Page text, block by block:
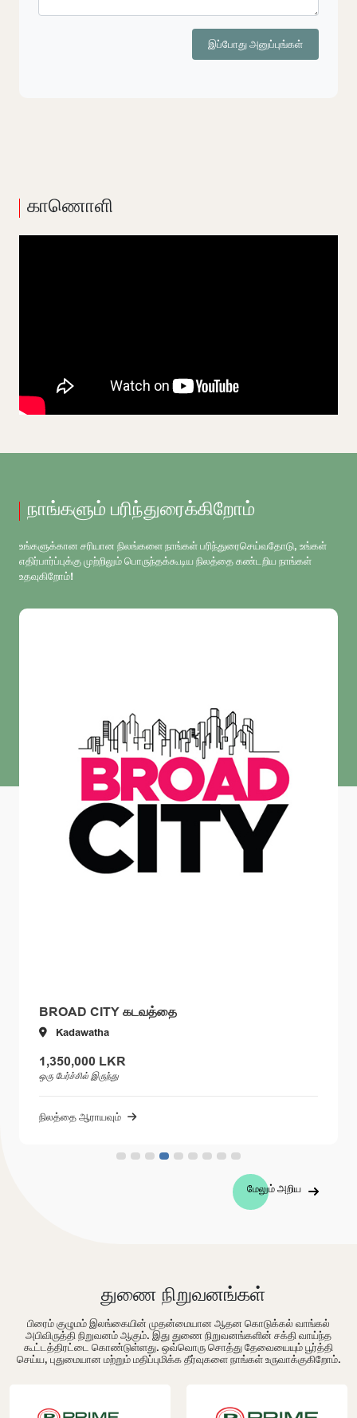
இப்போது அனுப்புங்கள்
காணொளி
நாங்களும் பரிந்துரைக்கிறோம்
உங்களுக்கான சரியான நிலங்களை நாங்கள் பரிந்துரைசெய்வதோடு, உங்கள்
எதிர்பார்ப்புக்கு முற்றிலும் பொருந்தக்கூடிய நிலத்தை கண்டறிய நாங்கள்
உதவுகிறோம்!
BROAD CITY கடவத்தை
Kadawatha
1,350,000 LKR
ஒரு பேர்ச்சில் இருந்து
நிலத்தை ஆராயவும்
மேலும் அறிய
துணை நிறுவனங்கள்
பிரைம் குழுமம் இலங்கையின் முதன்மையான ஆதன கொடுக்கல் வாங்கல்
அபிவிருத்தி நிறுவனம் ஆகும். இது துணை நிறுவனங்களின் சக்தி வாய்ந்த
கூட்டத்திரட்டை கொண்டுள்ளது. ஒவ்வொரு சொத்து தேவையையும் பூர்த்தி
செய்ய, புதுமையான மற்றும் மதிப்புமிக்க தீர்வுகளை நாங்கள் உருவாக்குகிறோம்.